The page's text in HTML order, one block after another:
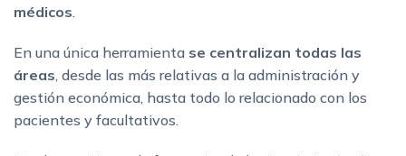
médicos.
En una única herramienta se centralizan todas las
áreas, desde las más relativas a la administración y
gestión económica, hasta todo lo relacionado con los
pacientes y facultativos.